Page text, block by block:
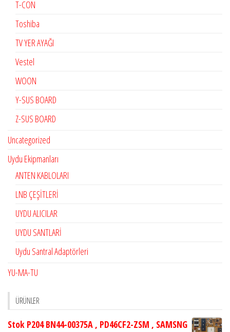
T-CON
Toshiba
TV YER AYAĞI
Vestel
WOON
Y-SUS BOARD
Z-SUS BOARD
Uncategorized
Uydu Ekipmanları
ANTEN KABLOLARI
LNB ÇEŞİTLERİ
UYDU ALICILAR
UYDU SANTLARİ
Uydu Santral Adaptörleri
YU-MA-TU
ÜRÜNLER
Stok P204 BN44-00375A , PD46CF2-ZSM , SAMSNG